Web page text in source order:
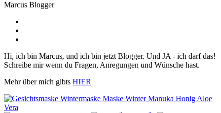
Marcus Blogger
Hi, ich bin Marcus, und ich bin jetzt Blogger. Und JA - ich darf das!
Schreibe mir wenn du Fragen, Anregungen und Wünsche hast.
Mehr über mich gibts HIER